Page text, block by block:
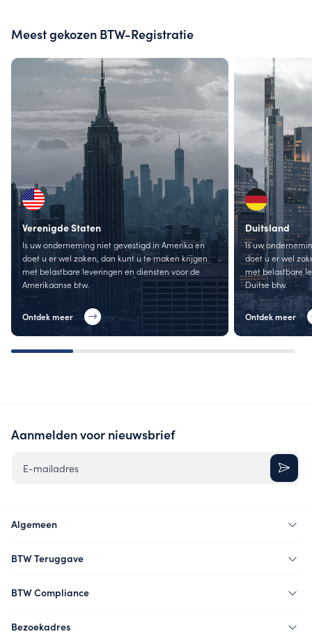
Meest gekozen BTW-Registratie
Verenigde Staten
Is uw onderneming niet gevestigd in Amerika en
doet u er wel zaken, dan kunt u te maken krijgen
met belastbare leveringen en diensten voor de
Amerikaanse btw.
Ontdek meer
Duitsland
Is uw
doet u er wel
met belastbare
Duitse btw.
Ontdek meer
Algemeen
BTW Teruggave
BTW Compliance
Bezoekadres
Aanmelden voor nieuwsbrief
E-mailadres